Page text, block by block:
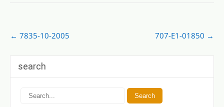
Post
navigation
← 7835-10-2005 707-E1-01850 →
search